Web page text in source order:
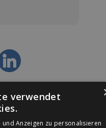
verwendet
Anzeigen zu personalisieren